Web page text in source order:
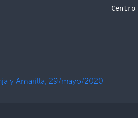
y Amarilla, 29/mayo/2020